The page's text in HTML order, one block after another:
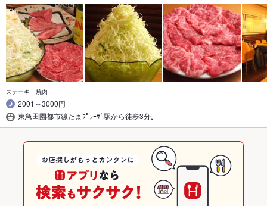
ステーキ 焼肉
2001～3000円
東急田園都市線たまﾌﾟﾗｰｻﾞ駅から徒歩3分｡